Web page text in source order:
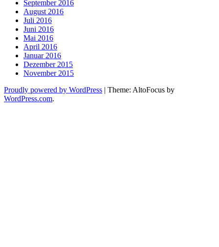
September 2016
August 2016
Juli 2016
Juni 2016
Mai 2016
April 2016
Januar 2016
Dezember 2015
November 2015
Proudly powered by WordPress | Theme: AltoFocus by
WordPress.com.